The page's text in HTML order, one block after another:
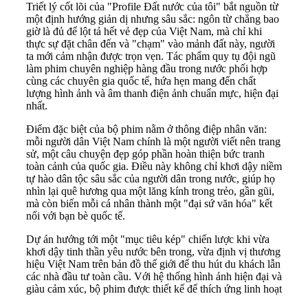
Triết lý cốt lõi của "Profile Đất nước của tôi" bắt nguồn từ
một định hướng giản dị nhưng sâu sắc: ngôn từ chẳng bao
giờ là đủ để lột tả hết vẻ đẹp của Việt Nam, mà chỉ khi
thực sự đặt chân đến và "chạm" vào mảnh đất này, người
ta mới cảm nhận được trọn vẹn. Tác phẩm quy tụ đội ngũ
làm phim chuyên nghiệp hàng đầu trong nước phối hợp
cùng các chuyên gia quốc tế, hứa hẹn mang đến chất
lượng hình ảnh và âm thanh điện ảnh chuẩn mực, hiện đại
nhất.
Điểm đặc biệt của bộ phim nằm ở thông điệp nhân văn:
mỗi người dân Việt Nam chính là một người viết nên trang
sử, một câu chuyện đẹp góp phần hoàn thiện bức tranh
toàn cảnh của quốc gia. Điều này không chỉ khơi dậy niềm
tự hào dân tộc sâu sắc của người dân trong nước, giúp họ
nhìn lại quê hương qua một lăng kính trong trẻo, gần gũi,
mà còn biến mỗi cá nhân thành một "đại sứ văn hóa" kết
nối với bạn bè quốc tế.
Dự án hướng tới một "mục tiêu kép" chiến lược khi vừa
khơi dậy tinh thần yêu nước bên trong, vừa định vị thương
hiệu Việt Nam trên bản đồ thế giới để thu hút du khách lẫn
các nhà đầu tư toàn cầu. Với hệ thống hình ảnh hiện đại và
giàu cảm xúc, bộ phim được thiết kế để thích ứng linh hoạt